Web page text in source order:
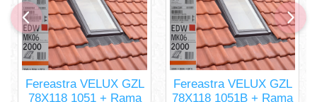
Fereastra VELUX GZL
78X118 1051 + Rama
Fereastra VELUX GZL
78X118 1051B + Rama